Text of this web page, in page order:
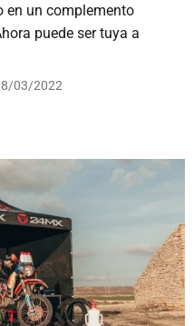
en un complemento
puede ser tuya a
03/2022